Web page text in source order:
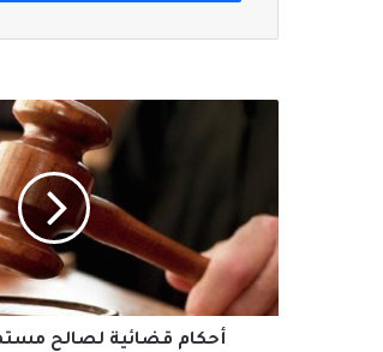
بشمال
الشرقية
وتصل
الغرامات
المالية
أحكام قضائية لصالح